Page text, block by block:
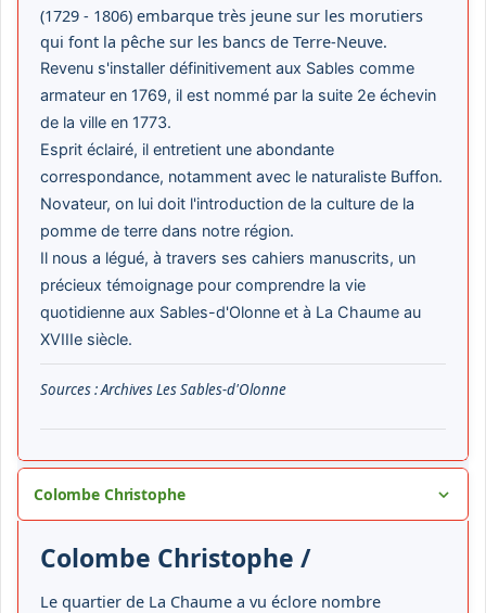
(1729 - 1806) embarque très jeune sur les morutiers
qui font la pêche sur les bancs de Terre-Neuve.
Revenu s'installer définitivement aux Sables comme
armateur en 1769, il est nommé par la suite 2e échevin
de la ville en 1773.
Esprit éclairé, il entretient une abondante
correspondance, notamment avec le naturaliste Buffon.
Novateur, on lui doit l'introduction de la culture de la
pomme de terre dans notre région.
Il nous a légué, à travers ses cahiers manuscrits, un
précieux témoignage pour comprendre la vie
quotidienne aux Sables-d'Olonne et à La Chaume au
XVIIIe siècle.
Sources : Archives Les Sables-d'Olonne
Colombe Christophe
Colombe Christophe /
Le quartier de La Chaume a vu éclore nombre